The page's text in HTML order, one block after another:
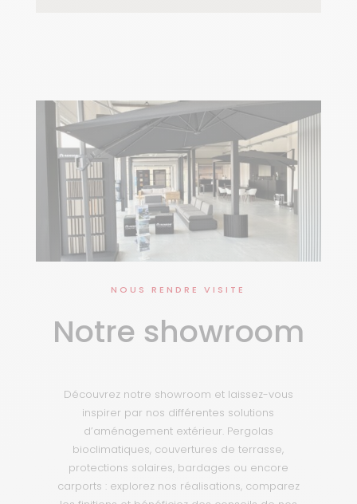
NOUS RENDRE VISITE
Notre showroom
Découvrez notre showroom et laissez-vous
inspirer par nos différentes solutions
d’aménagement extérieur. Pergolas
bioclimatiques, couvertures de terrasse,
protections solaires, bardages ou encore
carports : explorez nos réalisations, comparez